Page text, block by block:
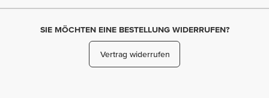
SIE MÖCHTEN EINE BESTELLUNG WIDERRUFEN?
Vertrag widerrufen